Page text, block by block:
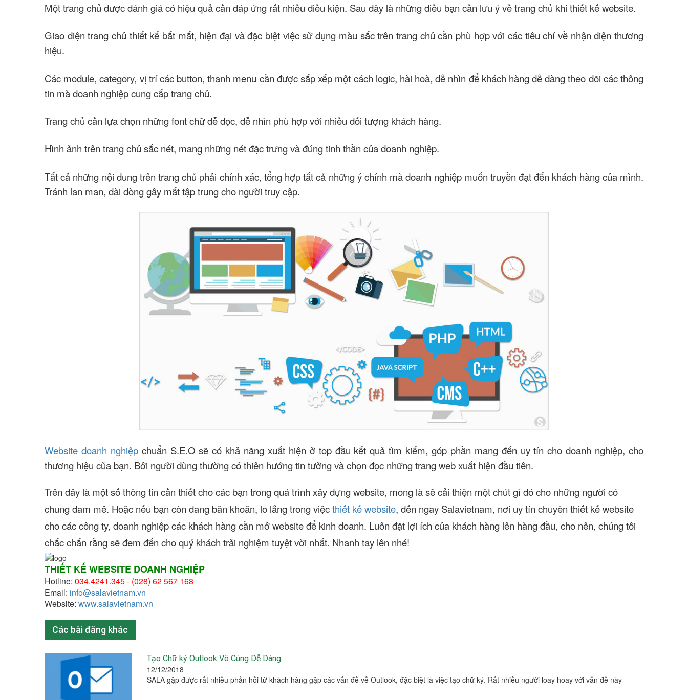
Một trang chủ được đánh giá có hiệu quả cần đáp ứng rất nhiều điều kiện. Sau đây là những điều bạn cần lưu ý về trang chủ khi thiết kế website.
Giao diện trang chủ thiết kế bắt mắt, hiện đại và đặc biệt việc sử dụng màu sắc trên trang chủ cần phù hợp với các tiêu chí về nhận diện thương
hiệu.
Các module, ​​​​category, vị trí các button, thanh menu cần được sắp xếp một cách logic, hài hoà, dễ nhìn để khách hàng dễ dàng theo dõi các thông
tin mà doanh nghiệp cung cấp trang chủ.
Trang chủ cần lựa chọn những font chữ dễ đọc, dễ nhìn phù hợp với nhiều đối tượng khách hàng.
Hình ảnh trên trang chủ sắc nét, mang những nét đặc trưng và đúng tinh thần của doanh nghiệp.
Tất cả những nội dung trên trang chủ phải chính xác, tổng hợp tất cả những ý chính mà doanh nghiệp muốn truyền đạt đến khách hàng của mình.
Tránh lan man, dài dòng gây mất tập trung cho người truy cập.
Website doanh nghiệpchuẩn S.E.O sẽ có khả năng xuất hiện ở top đầu kết quả tìm kiếm, góp phần mang đến uy tín cho doanh nghiệp, cho
thương hiệu của bạn. Bởi người dùng thường có thiên hướng tin tưởng và chọn đọc những trang web xuất hiện đầu tiên.
Trên đây là một số thông tin cần thiết cho các bạn trong quá trình xây dựng website, mong là sẽ cải thiện một chút gì đó cho những người có
chung đam mê. Hoặc nếu bạn còn đang băn khoăn, lo lắng trong việcthiết kế website, đến ngay Salavietnam, nơi uy tín chuyên thiết kế website
cho các công ty, doanh nghiệp các khách hàng cần mở website để kinh doanh. Luôn đặt lợi ích của khách hàng lên hàng đầu, cho nên, chúng tôi
chắc chắn rằng sẽ đem đến cho quý khách trải nghiệm tuyệt vời nhất. Nhanh tay lên nhé!
THIẾT KẾ WEBSITE DOANH NGHIỆP
Hotline: 034.4241.345 - (028) 62 567 168
Email: info@salavietnam.vn
Website: www.salavietnam.vn
Các bài đăng khác
Tạo Chữ ký Outlook Vô Cùng Dễ Dàng
12/12/2018
SALA gặp được rất nhiều phản hồi từ khách hàng gặp các vấn đề về Outlook, đặc biệt là việc tạo chữ ký. Rất nhiều người loay hoay với vấn đề này